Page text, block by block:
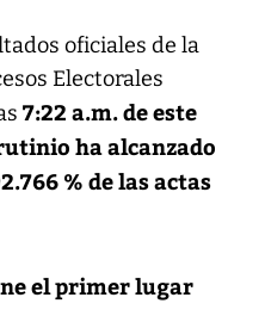
oficiales de la
Electorales
7:22 a.m. de este
ha alcanzado
% de las actas
el primer lugar